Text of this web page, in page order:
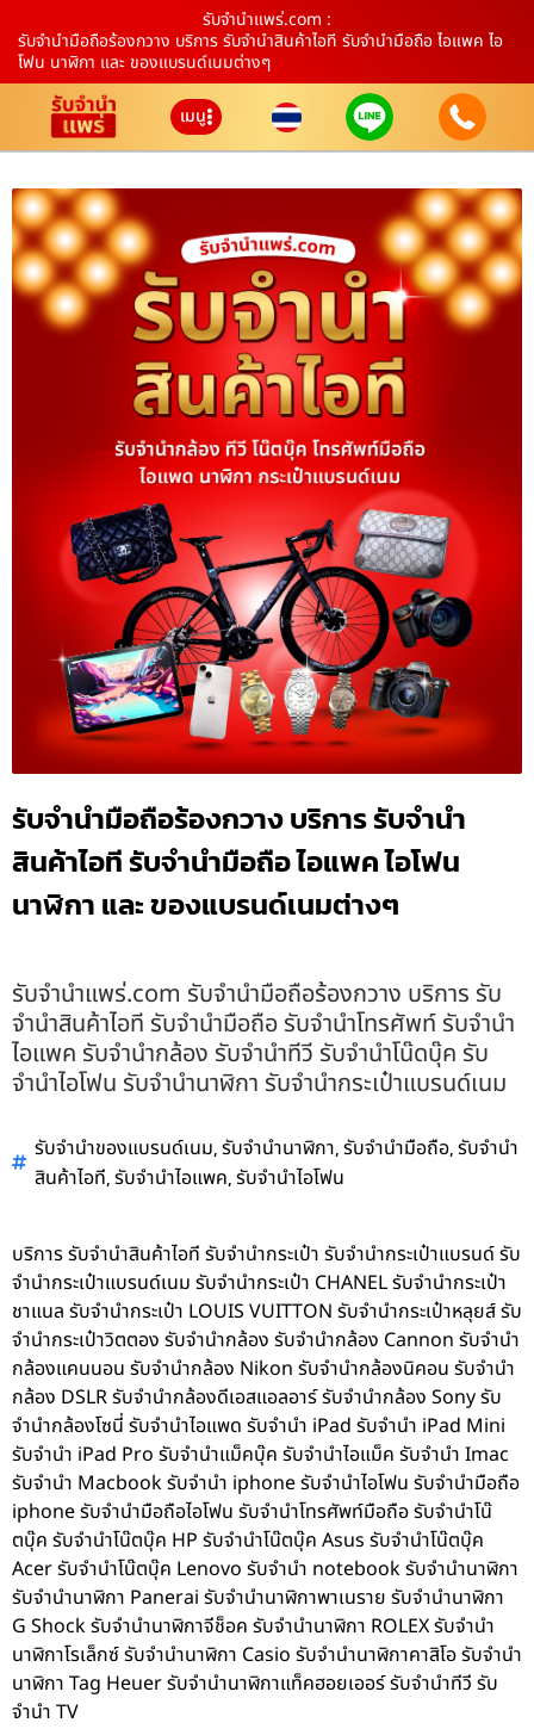
รับจํานําแพร่.com :
รับจำนำมือถือร้องกวาง บริการ รับจำนำสินค้าไอที รับจำนำมือถือ ไอแพค ไอ
โฟน นาฬิกา และ ของแบรนด์เนมต่างๆ
เมนู
รับจำนำมือถือร้องกวาง บริการ รับจำนำ
สินค้าไอที รับจำนำมือถือ ไอแพค ไอโฟน
นาฬิกา และ ของแบรนด์เนมต่างๆ
รับจํานําแพร่.com รับจำนำมือถือร้องกวาง บริการ รับ
จำนำสินค้าไอที รับจำนำมือถือ รับจำนำโทรศัพท์ รับจำนำ
ไอแพค รับจำนำกล้อง รับจำนำทีวี รับจำนำโน๊ดบุ๊ค รับ
จำนำไอโฟน รับจำนำนาฬิกา รับจำนำกระเป๋าแบรนด์เนม
รับจำนำของแบรนด์เนม,รับจำนำนาฬิกา,รับจำนำมือถือ,รับจำนำ
สินค้าไอที,รับจำนำไอแพค,รับจำนำไอโฟน
บริการ รับจำนำสินค้าไอที รับจำนำกระเป๋า รับจำนำกระเป๋าแบรนด์ รับ
จำนำกระเป๋าแบรนด์เนม รับจำนำกระเป๋า CHANEL รับจำนำกระเป๋า
ชาแนล รับจำนำกระเป๋า LOUIS VUITTON รับจำนำกระเป๋าหลุยส์ รับ
จำนำกระเป๋าวิตตอง รับจำนำกล้อง รับจำนำกล้อง Cannon รับจำนำ
กล้องแคนนอน รับจำนำกล้อง Nikon รับจำนำกล้องนิคอน รับจำนำ
กล้อง DSLR รับจำนำกล้องดีเอสแอลอาร์ รับจำนำกล้อง Sony รับ
จำนำกล้องโซนี่ รับจำนำไอแพด รับจำนำ iPad รับจำนำ iPad Mini
รับจำนำ iPad Pro รับจำนำแม็คบุ๊ค รับจำนำไอแม็ค รับจำนำ Imac
รับจำนำ Macbook รับจำนำ iphone รับจำนำไอโฟน รับจำนำมือถือ
iphone รับจำนำมือถือไอโฟน รับจำนำโทรศัพท์มือถือ รับจำนำโน๊
ตบุ๊ค รับจำนำโน๊ตบุ๊ค HP รับจำนำโน๊ตบุ๊ค Asus รับจำนำโน๊ตบุ๊ค
Acer รับจำนำโน๊ตบุ๊ค Lenovo รับจำนำ notebook รับจำนำนาฬิกา
รับจำนำนาฬิกา Panerai รับจำนำนาฬิกาพาเนราย รับจำนำนาฬิกา
G Shock รับจำนำนาฬิกาจีช็อค รับจำนำนาฬิกา ROLEX รับจำนำ
นาฬิกาโรเล็กซ์ รับจำนำนาฬิกา Casio รับจำนำนาฬิกาคาสิโอ รับจำนำ
นาฬิกา Tag Heuer รับจำนำนาฬิกาแท็คฮอยเออร์ รับจำนำทีวี รับ
จำนำ TV